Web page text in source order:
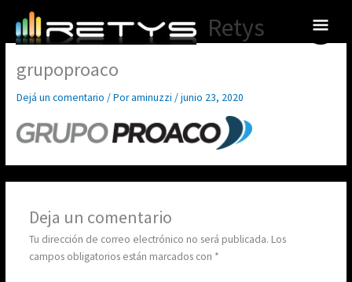
contenido
Retys
grupoproaco
Dejá un comentario / Poraminuzzi/junio 23, 2020
Deja un comentario
Tu dirección de correo electrónico no será publicada. Los
campos obligatorios están marcados con *